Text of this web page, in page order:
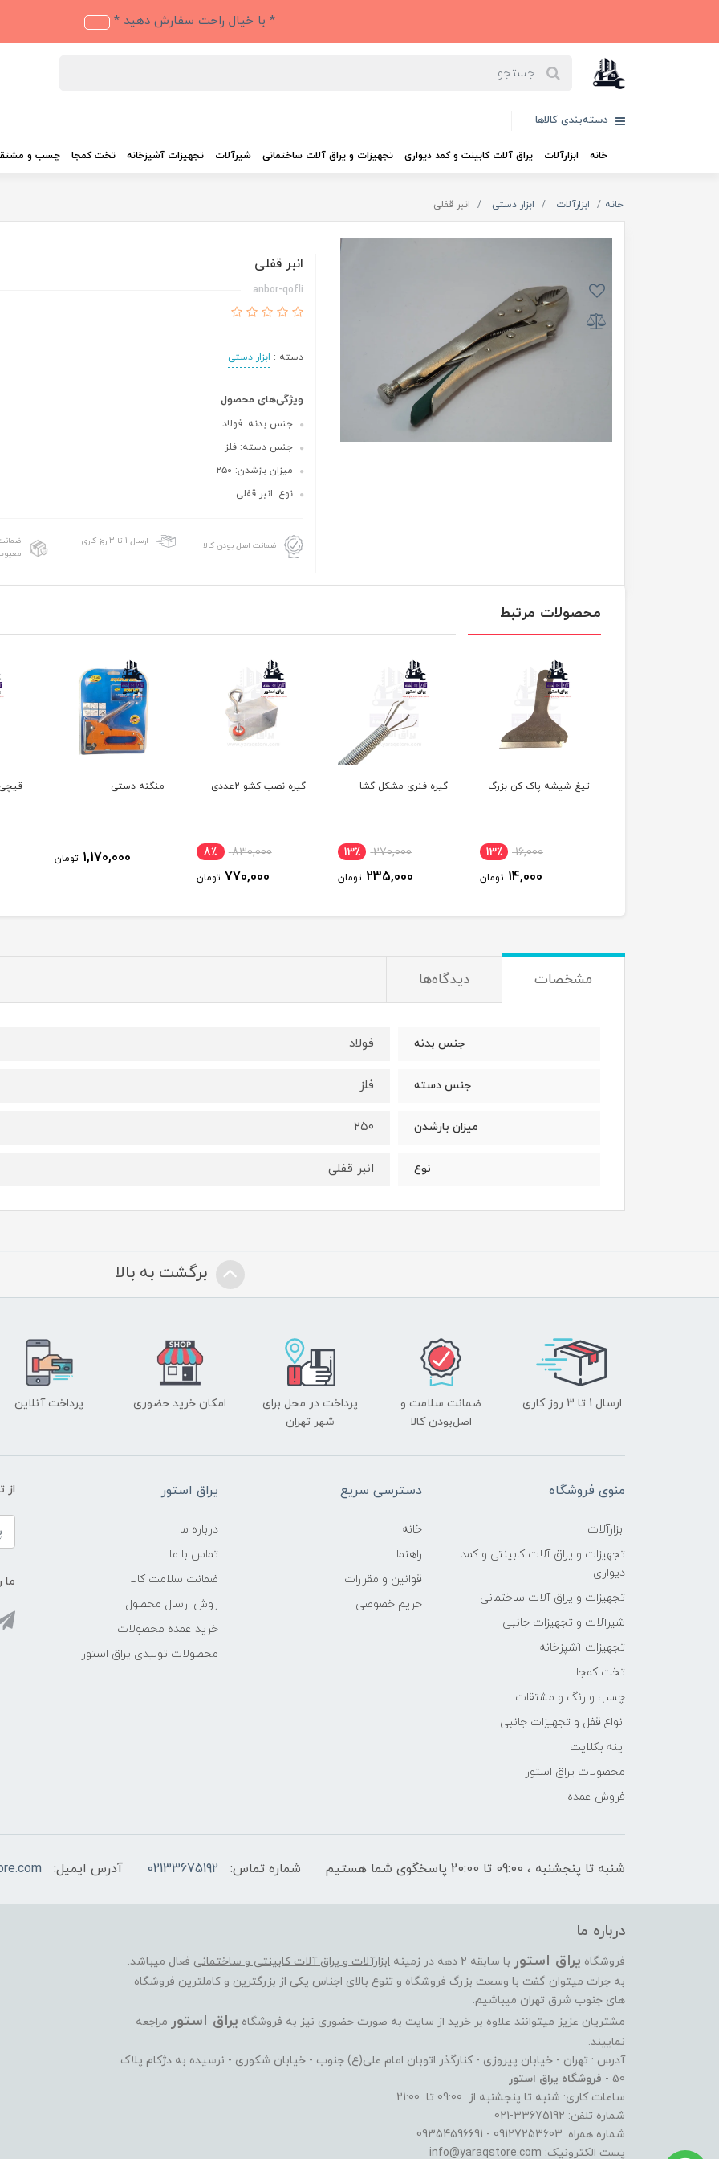
* با خیال راحت سفارش دهید *
دسته‌بندی کالاها
خانه ابزارآلات یراق آلات کابینت و کمد دیواری تجهیزات و یراق آلات ساختمانی شیرآلات تجهیزات آشپزخانه تخت کمجا چسب و
خانه ابزارآلات ابزار دستی انبر قفلی
انبر قفلی
anbor-qofli
دسته : ابزار دستی
ویژگی‌های محصول
جنس بدنه: فولاد
جنس دسته: فلز
میزان بازشدن: ۲۵۰
نوع: انبر قفلی
ضمانت اصل بودن کالا ارسال 1 تا 3 روز کاری
محصولات مرتبط
تیغ شیشه پاک کن بزرگ
16,000 13٪
14,000 تومان
گیره فنری مشکل گشا
270,000 13٪
235,000 تومان
گیره نصب کشو 2عددی
830,000 8٪
770,000 تومان
منگنه دستی
1,170,000 تومان
قیچی
مشخصات دیدگاه‌ها
جنس بدنه فولاد
جنس دسته فلز
میزان بازشدن ۲۵۰
نوع انبر قفلی
برگشت به بالا
ارسال 1 تا 3 روز کاری
ضمانت سلامت و
اصل‌بودن کالا
پرداخت در محل برای
شهر تهران
امکان خرید حضوری پرداخت آنلاین
منوی فروشگاه
ابزارآلات
تجهیزات و یراق آلات کابینتی و کمد
دیواری
تجهیزات و یراق آلات ساختمانی
شیرآلات و تجهیزات جانبی
تجهیزات آشپزخانه
تخت کمجا
چسب و رنگ و مشتقات
انواع قفل و تجهیزات جانبی
اینه بکلایت
محصولات یراق استور
فروش عمده
دسترسی سریع
خانه
راهنما
قوانین و مقررات
حریم خصوصی
یراق استور
درباره ما
تماس با ما
ضمانت سلامت کالا
روش ارسال محصول
خرید عمده محصولات
محصولات تولیدی یراق استور
از
ما
شنبه تا پنجشنبه ، 09:00 تا 20:00 پاسخگوی شما هستیم شماره تماس: 02133675192 آدرس ایمیل:
درباره ما
فروشگاه یراق استور با سابقه 2 دهه در زمینه ابزارآلات و یراق آلات کابینتی و ساختمانی فعال میباشد.
به جرات میتوان گفت با وسعت بزرگ فروشگاه و تنوع بالای اجناس یکی از بزرگترین و کاملترین فروشگاه
های جنوب شرق تهران میباشیم.
مشتریان عزیز میتوانند علاوه بر خرید از سایت به صورت حضوری نیز به فروشگاه یراق استور مراجعه
نماییند.
آدرس : تهران - خیابان پیروزی - کنارگذر اتوبان امام علی(ع) جنوب - خیابان شکوری - نرسیده به دژکام پلاک
50 -
فروشگاه یراق استور
ساعات کاری: شنبه تا پنجشنبه از 09:00 تا 21:00
شماره تلفن: 33675192-021
شماره همراه: 09127253603 - 09354596691
پست الکترونیک: info@yaraqstore.com